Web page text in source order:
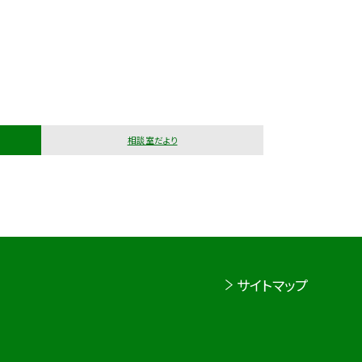
相談室だより
サイトマップ